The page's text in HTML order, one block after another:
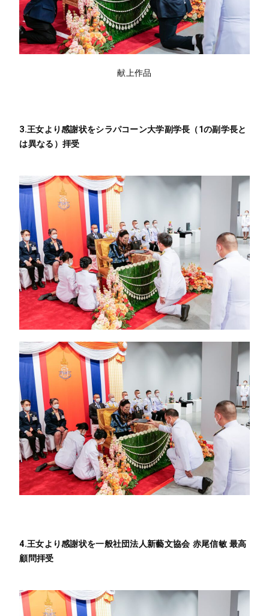
献上作品
3.王女より感謝状をシラパコーン大学副学長（1の副学長と
は異なる）拝受
4.王女より感謝状を一般社団法人新藝文協会 赤尾信敏 最高
顧問拝受